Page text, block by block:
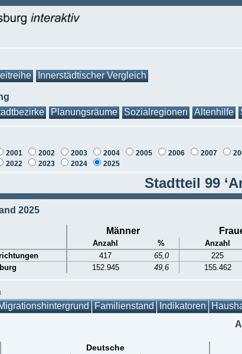
Innerstädtischer Vergleich
Planungsräume Sozialregionen Altenhilfe
2001 2002 2003 2004 2005 2006 2007
2022 2023 2024 2025
Stadtteil 99
2025
Männer
Anzahl % Anzahl
417 65,0 225
152.945 49,6 155.462
Familienstand Indikatoren
Deutsche